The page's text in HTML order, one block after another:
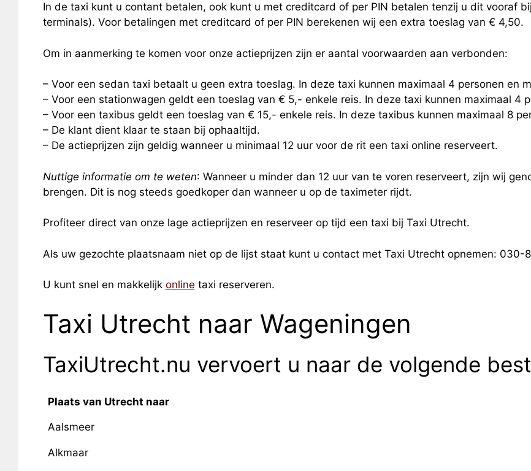
In de taxi kunt u contant betalen, ook kunt u met creditcard of per PIN betalen tenzij u dit vooraf
terminals). Voor betalingen met creditcard of per PIN berekenen wij een extra toeslag van € 4,50.
Om in aanmerking te komen voor onze actieprijzen zijn er aantal voorwaarden aan verbonden:
– Voor een sedan taxi betaalt u geen extra toeslag. In deze taxi kunnen maximaal 4 personen en
– Voor een stationwagen geldt een toeslag van € 5,- enkele reis. In deze taxi kunnen maximaal 4
– Voor een taxibus geldt een toeslag van € 15,- enkele reis. In deze taxibus kunnen maximaal 8
– De klant dient klaar te staan bij ophaaltijd.
– De actieprijzen zijn geldig wanneer u minimaal 12 uur voor de rit een taxi online reserveert.
Nuttige informatie om te weten: Wanneer u minder dan 12 uur van te voren reserveert, zijn wij
brengen. Dit is nog steeds goedkoper dan wanneer u op de taximeter rijdt.
Profiteer direct van onze lage actieprijzen en reserveer op tijd een taxi bij Taxi Utrecht.
Als uw gezochte plaatsnaam niet op de lijst staat kunt u contact met Taxi Utrecht opnemen: 030-
U kunt snel en makkelijk online taxi reserveren.
Taxi Utrecht naar Wageningen
TaxiUtrecht.nu vervoert u naar de volgende
Plaats van Utrecht naar
Aalsmeer
Alkmaar